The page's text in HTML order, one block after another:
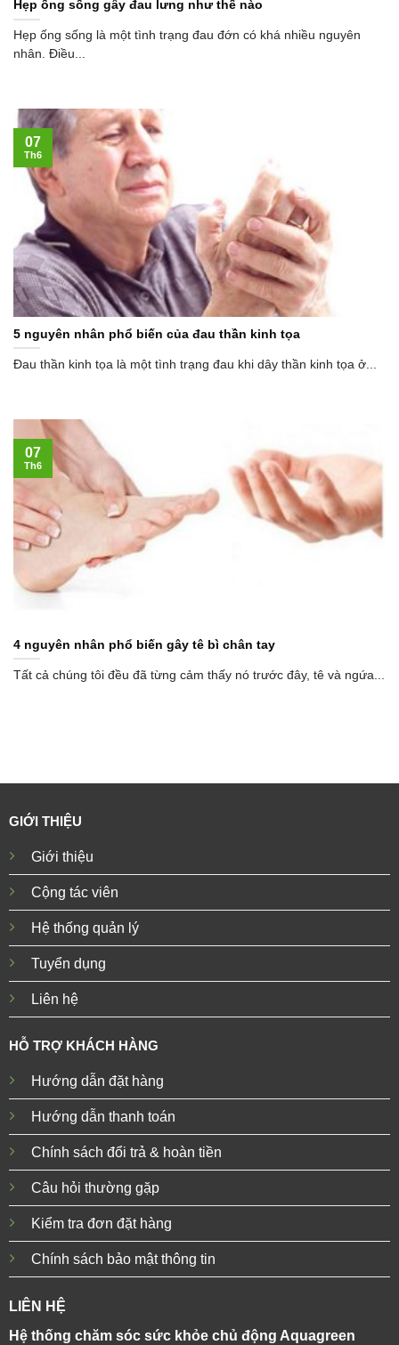
Hẹp ống sống gây đau lưng như thế nào
Hẹp ống sống là một tình trạng đau đớn có khá nhiều nguyên
nhân. Điều...
5 nguyên nhân phổ biến của đau thần kinh tọa
Đau thần kinh tọa là một tình trạng đau khi dây thần kinh tọa ở...
07
Th6
4 nguyên nhân phổ biến gây tê bì chân tay
Tất cả chúng tôi đều đã từng cảm thấy nó trước đây, tê và ngứa...
07
Th6
GIỚI THIỆU
Giới thiệu
Cộng tác viên
Hệ thống quản lý
Tuyển dụng
Liên hệ
HỖ TRỢ KHÁCH HÀNG
Hướng dẫn đặt hàng
Hướng dẫn thanh toán
Chính sách đổi trả & hoàn tiền
Câu hỏi thường gặp
Kiểm tra đơn đặt hàng
Chính sách bảo mật thông tin
LIÊN HỆ
Hệ thống chăm sóc sức khỏe chủ động Aquagreen